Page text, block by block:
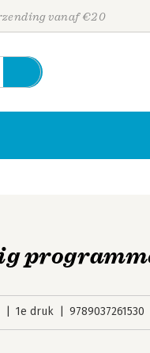
vanaf €20
1e druk 9789037261530
Personen